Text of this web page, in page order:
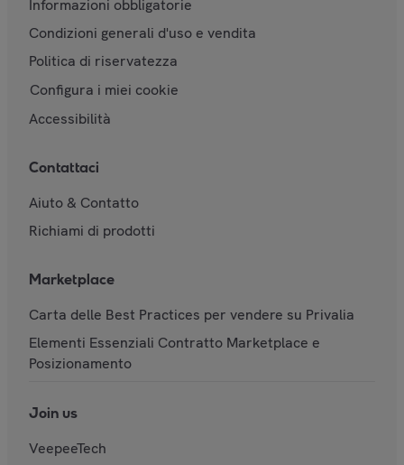
Informazioni obbligatorie
Condizioni generali d'uso e vendita
Politica di riservatezza
Configura i miei cookie
Accessibilità
Contattaci
Aiuto & Contatto
Richiami di prodotti
Marketplace
Carta delle Best Practices per vendere su Privalia
Elementi Essenziali Contratto Marketplace e
Posizionamento
Join us
VeepeeTech